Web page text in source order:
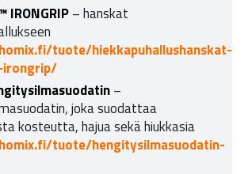
IRONGRIP– hanskat
tuote/hiekkapuhallushanskat-
irongrip/
–
joka suodattaa
kosteutta, hajua sekä hiukkasia
tuote/hengitysilmasuodatin-